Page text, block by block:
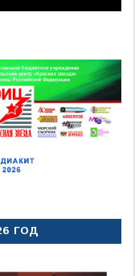
ГОД